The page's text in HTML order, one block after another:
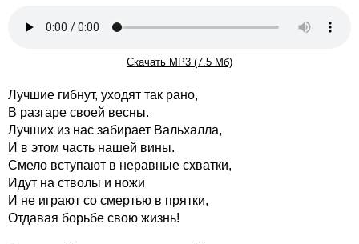
Скачать MP3 (7.5 Мб)
Лучшие гибнут, уходят так рано,
В разгаре своей весны.
Лучших из нас забирает Вальхалла,
И в этом часть нашей вины.
Смело вступают в неравные схватки,
Идут на стволы и ножи
И не играют со смертью в прятки,
Отдавая борьбе свою жизнь!